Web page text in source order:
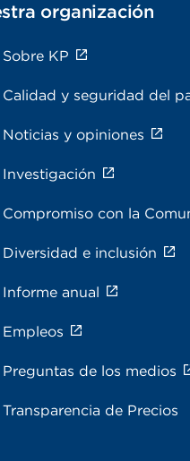
organización
Sobre KP
Calidad y seguridad del
Noticias y opiniones
Investigación
Compromiso con la
Diversidad e inclusión
Informe anual
Empleos
Preguntas de los medios
Transparencia de Precios